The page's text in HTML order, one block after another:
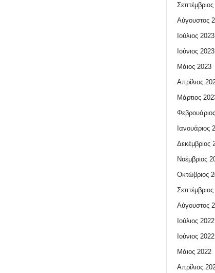
Αύγουστος
Ιούλιος 2023
Ιούνιος 2023
Μάιος 2023
Απρίλιος
Μάρτιος
Ιανουάριος
Δεκέμβριος
Νοέμβριος
Οκτώβριος
Αύγουστος
Ιούλιος 2022
Ιούνιος 2022
Μάιος 2022
Απρίλιος